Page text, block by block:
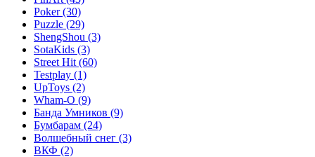
Poker(30)
Puzzle (29)
ShengShou (3)
SotaKids (3)
Street Hit (60)
Testplay (1)
UpToys (2)
Wham-O (9)
Банда Умников (9)
Бумбарам (24)
Волшебный снег (3)
ВКФ (2)